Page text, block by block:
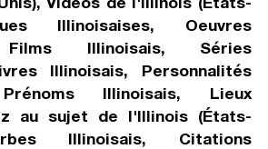
Illinoisaises, Oeuvres
Films Illinoisais, Séries
Illinoisais, Personnalités
Illinoisais, Lieux
au sujet de l'Illinois (États-
Illinoisais, Citations